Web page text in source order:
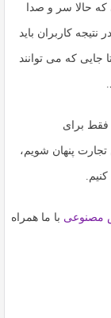
حالا سر و صدا
نتیجه کاربران باید
جایی که می توانند
فقط برای
پنهان شویم،
مصنوعی با ما همراه